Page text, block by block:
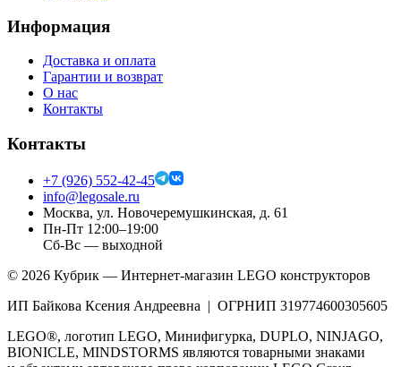
Информация
Доставка и оплата
Гарантии и возврат
О нас
Контакты
Контакты
+7 (926) 552-42-45
info@legosale.ru
Москва, ул. Новочеремушкинская, д. 61
Пн-Пт 12:00–19:00
Сб-Вс — выходной
© 2026 Кубрик — Интернет-магазин LEGO конструкторов
ИП Байкова Ксения Андреевна | ОГРНИП 319774600305605
LEGO®, логотип LEGO, Минифигурка, DUPLO, NINJAGO,
BIONICLE, MINDSTORMS являются товарными знаками